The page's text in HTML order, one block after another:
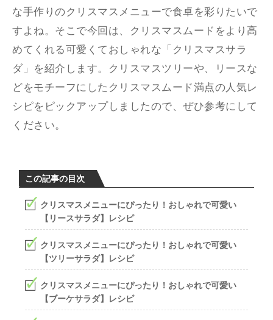
な手作りのクリスマスメニューで食卓を彩りたいで
すよね。そこで今回は、クリスマスムードをより高
めてくれる可愛くておしゃれな「クリスマスサラ
ダ」を紹介します。クリスマスツリーや、リースな
どをモチーフにしたクリスマスムード満点の人気レ
シピをピックアップしましたので、ぜひ参考にして
ください。
この記事の目次
クリスマスメニューにぴったり！おしゃれで可愛い
【リースサラダ】レシピ
クリスマスメニューにぴったり！おしゃれで可愛い
【ツリーサラダ】レシピ
クリスマスメニューにぴったり！おしゃれで可愛い
【ブーケサラダ】レシピ